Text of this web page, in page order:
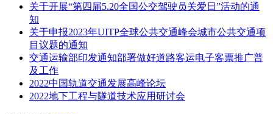
据悉，新加坡公交巴士采购项目在标准、产品、技术等各项要
求之严苛，一直处于全球前列。本次LTA也同步表示，得标联
合体需具备在外国混合交通和远程运营下提供自驾巴士服务的
丰富经验，且业绩记录良好。
实现公交巴士的智能驾驶，离不开车辆自身和技术平台的良
好“适配性”；而智能驾驶系统更在电子传感器、运算能力、反
应时间等因素上，对车辆自身性能有着更高要求。本次比亚迪
关于开展“第四届5.20全国公交驾驶员关爱日”活动的通
知
关于申报2023年UITP全球公共交通峰会城市公共交通项
目议题的通知
交通运输部印发通知部署做好道路客运电子客票推广普
及工作
2022中国轨道交通发展高峰论坛
2022地下工程与隧道技术应用研讨会